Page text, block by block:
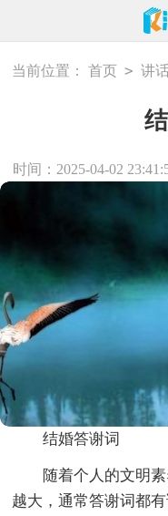
当前位置： 首页 > 讲
时间：2025-04-02
结婚答谢词
随着个人的文明
越大，通常答谢词都